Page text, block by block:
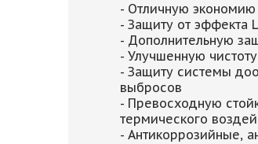
- Отличную экономию
- Защиту от эффекта
- Дополнительную
- Улучшенную
- Защиту системы
выбросов
- Превосходную
термического
- Антикоррозийные,